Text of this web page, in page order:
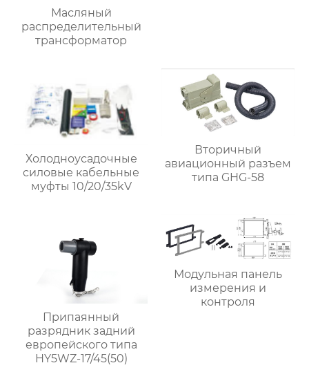
Масляный
распределительный
трансформатор
Холодноусадочные
силовые кабельные
муфты 10/20/35kV
Вторичный
авиационный разъем
типа GHG-58
Припаянный
разрядник задний
европейского типа
HY5WZ-17/45(50)
Модульная панель
измерения и
контроля